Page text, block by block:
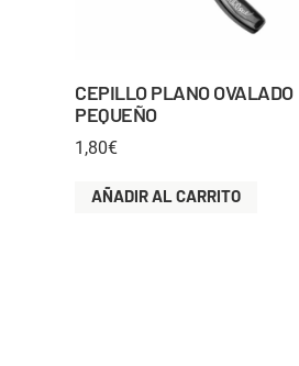
CEPILLO PLANO OVALADO
PEQUEÑO
1,80€
AÑADIR AL CARRITO